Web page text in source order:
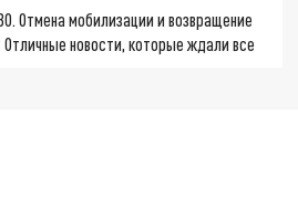
Отмена мобилизации и возвращение
новости, которые ждали все